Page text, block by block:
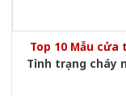
Top 10 Mẫu
Tình trạng cháy